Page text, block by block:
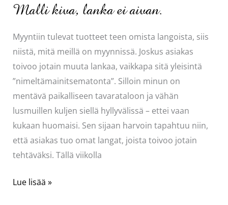
Malli kiva, lanka ei aivan.
Myyntiin tulevat tuotteet teen omista langoista, siis
niistä, mitä meillä on myynnissä. Joskus asiakas
toivoo jotain muuta lankaa, vaikkapa sitä yleisintä
”nimeltämainitsematonta”. Silloin minun on
mentävä paikalliseen tavarataloon ja vähän
lusmuillen kuljen siellä hyllyvälissä – ettei vaan
kukaan huomaisi. Sen sijaan harvoin tapahtuu niin,
että asiakas tuo omat langat, joista toivoo jotain
tehtäväksi. Tällä viikolla
Malli
Lue lisää »